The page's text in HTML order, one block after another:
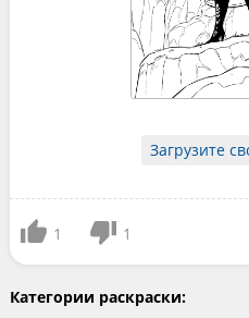
Загрузите
1 1
Категории раскраски: